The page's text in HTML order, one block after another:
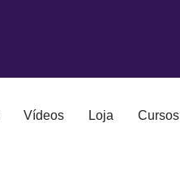
Vídeos Loja Cursos